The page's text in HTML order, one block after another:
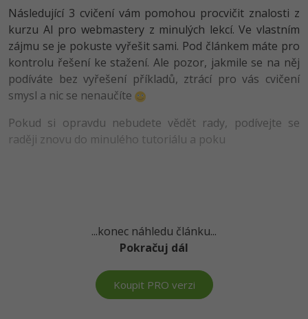
HTML5, CSS3, Bootstrap, SEO
SQL a databáze
Testování a verzování
UML a návrhové vzory
ASP.NET MVC
Best practices
Java
PHP
JavaScript
Python
HTML / CSS
MS-SQL
Vývojář mobilních aplikací
Specialista na AI a bigdata
C# Game developer
Webdesigner
Projektový manažer
Python -80%
JavaScript -80%
-80%
C++ -80%
-80%
Následující 3 cvičení vám pomohou procvičit znalosti z
kurzu AI pro webmastery z minulých lekcí. Ve vlastním
zájmu se je pokuste vyřešit sami. Pod článkem máte pro
kontrolu řešení ke stažení. Ale pozor, jakmile se na něj
podíváte bez vyřešení příkladů, ztrácí pro vás cvičení
smysl a nic se nenaučíte
Pokud si opravdu nebudete vědět rady, podívejte se
raději znovu do minulého tutoriálu a poku
...konec náhledu článku...
Pokračuj dál
Koupit PRO verzi